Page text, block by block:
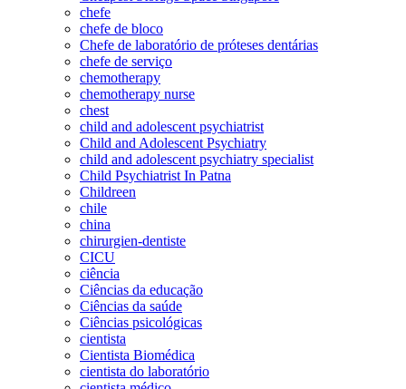
chefe
chefe de bloco
Chefe de laboratório de próteses dentárias
chefe de serviço
chemotherapy
chemotherapy nurse
chest
child and adolescent psychiatrist
Child and Adolescent Psychiatry
child and adolescent psychiatry specialist
Child Psychiatrist In Patna
Childreen
chile
china
chirurgien-dentiste
CICU
ciência
Ciências da educação
Ciências da saúde
Ciências psicológicas
cientista
Cientista Biomédica
cientista do laboratório